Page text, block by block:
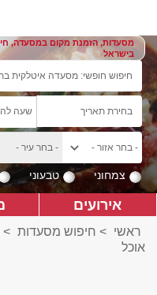
מסעדות, הזמנת מקום במסעדה,
בישראל
צמחוני טבעוני
אירועים
ראשי > חיפוש מסעדות >
אוכל